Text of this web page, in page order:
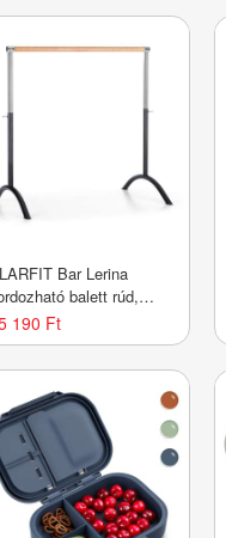
Bar Lerina
balett rúd,
cm, állítható
acél, fekete
190 Ft